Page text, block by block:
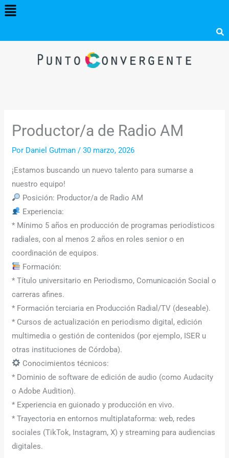
Menú
Productor/a de Radio AM
Por Daniel Gutman/30 marzo, 2026
¡Estamos buscando un nuevo talento para sumarse a
nuestro equipo!
Posición: Productor/a de Radio AM
Experiencia:
* Mínimo 5 años en producción de programas periodísticos
radiales, con al menos 2 años en roles senior o en
coordinación de equipos.
Formación:
* Título universitario en Periodismo, Comunicación Social o
carreras afines.
* Formación terciaria en Producción Radial/TV (deseable).
* Cursos de actualización en periodismo digital, edición
multimedia o gestión de contenidos (por ejemplo, ISER u
otras instituciones de Córdoba).
Conocimientos técnicos:
* Dominio de software de edición de audio (como Audacity
o Adobe Audition).
* Experiencia en guionado y producción en vivo.
* Trayectoria en entornos multiplataforma: web, redes
sociales (TikTok, Instagram, X) y streaming para audiencias
digitales.